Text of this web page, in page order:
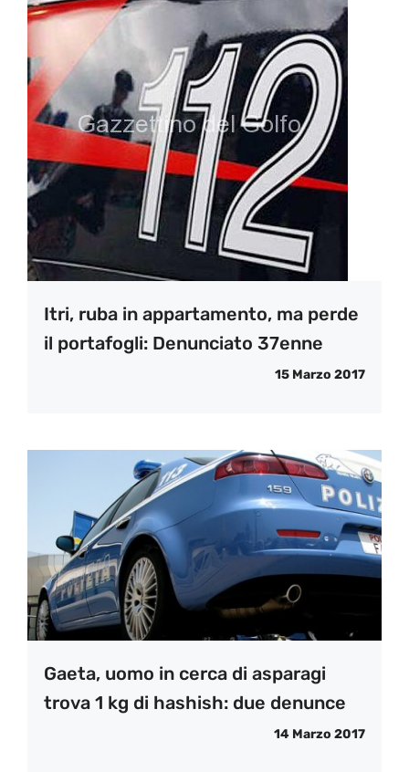
Itri, ruba in appartamento, ma perde
il portafogli: Denunciato 37enne
15 Marzo 2017
Gaeta, uomo in cerca di asparagi
trova 1 kg di hashish: due denunce
14 Marzo 2017